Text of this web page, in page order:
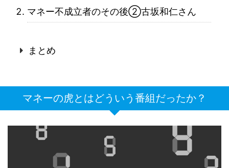
マネー不成立者のその後②古坂和仁さん
まとめ
マネーの虎とはどういう番組だったか？